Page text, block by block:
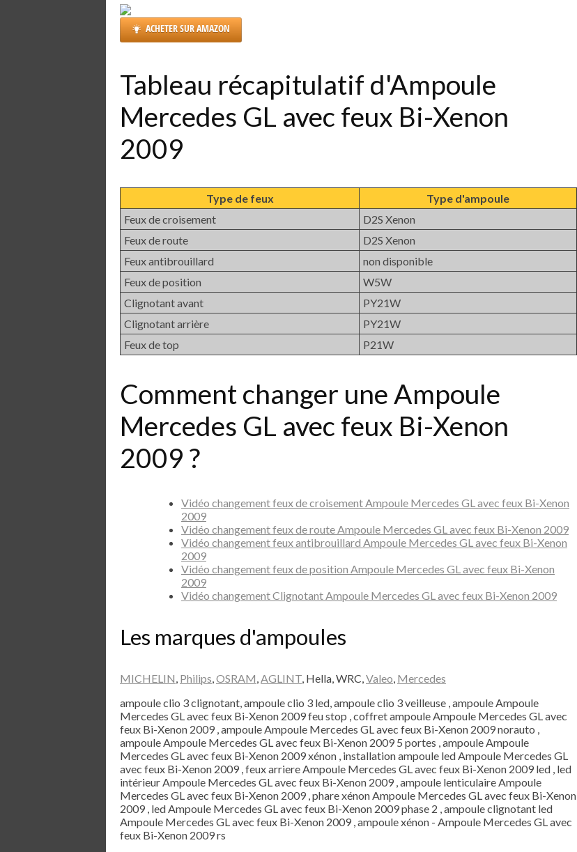
ACHETER SUR AMAZON
Tableau récapitulatif d'Ampoule
Mercedes GL avec feux Bi-Xenon
2009
Type de feux
Type d'ampoule
Feux de croisement
D2S Xenon
Feux de route
D2S Xenon
Feux antibrouillard
non disponible
Feux de position
W5W
Clignotant avant
PY21W
Clignotant arrière
PY21W
Feux de top
P21W
Comment changer une Ampoule
Mercedes GL avec feux Bi-Xenon
2009 ?
Vidéo changement feux de croisement Ampoule Mercedes GL avec feux Bi-Xenon
2009
Vidéo changement feux de route Ampoule Mercedes GL avec feux Bi-Xenon 2009
Vidéo changement feux antibrouillard Ampoule Mercedes GL avec feux Bi-Xenon
2009
Vidéo changement feux de position Ampoule Mercedes GL avec feux Bi-Xenon
2009
Vidéo changement Clignotant Ampoule Mercedes GL avec feux Bi-Xenon 2009
Les marques d'ampoules
MICHELIN, Philips,OSRAM,AGLINT, Hella, WRC,Valeo, Mercedes
ampoule clio 3 clignotant, ampoule clio 3 led, ampoule clio 3 veilleuse , ampoule Ampoule
Mercedes GL avec feux Bi-Xenon 2009 feu stop , coffret ampoule Ampoule Mercedes GL avec
feux Bi-Xenon 2009 , ampoule Ampoule Mercedes GL avec feux Bi-Xenon 2009 norauto ,
ampoule Ampoule Mercedes GL avec feux Bi-Xenon 2009 5 portes , ampoule Ampoule
Mercedes GL avec feux Bi-Xenon 2009 xénon , installation ampoule led Ampoule Mercedes GL
avec feux Bi-Xenon 2009 , feux arriere Ampoule Mercedes GL avec feux Bi-Xenon 2009 led , led
intérieur Ampoule Mercedes GL avec feux Bi-Xenon 2009 , ampoule lenticulaire Ampoule
Mercedes GL avec feux Bi-Xenon 2009 , phare xénon Ampoule Mercedes GL avec feux Bi-Xenon
2009 , led Ampoule Mercedes GL avec feux Bi-Xenon 2009 phase 2 , ampoule clignotant led
Ampoule Mercedes GL avec feux Bi-Xenon 2009 , ampoule xénon - Ampoule Mercedes GL avec
feux Bi-Xenon 2009 rs